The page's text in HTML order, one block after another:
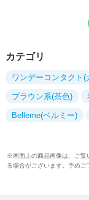
カテゴリ
ワンデーコンタクト(
ブラウン系(茶色)
Belleme(ベルミー)
※画面上の商品画像は、ご覧
る場合がございます。予めご